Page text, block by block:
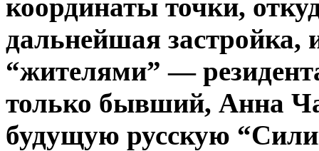
координаты точки,
дальнейшая застройка,
“жителями” —
только бывший, Анна
будущую русскую